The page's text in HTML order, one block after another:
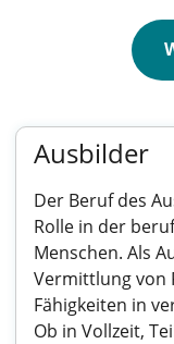
Ausbilder
Der Beruf des
Rolle in der
Menschen. Als
Vermittlung von
Fähigkeiten in
Ob in Vollzeit,